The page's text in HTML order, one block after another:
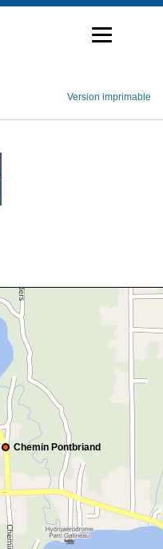
Version imprimable
Chemin Pontbriand